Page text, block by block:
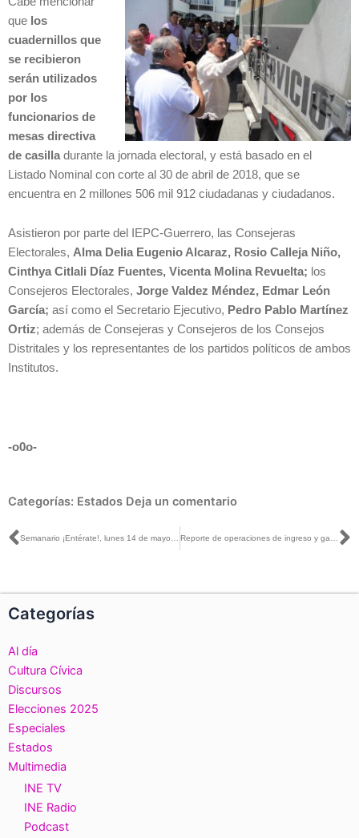
que los
cuadernillos que
se recibieron
serán utilizados
por los
funcionarios de
mesas directiva
de casilla durante la jornada electoral, y está basado en el
Listado Nominal con corte al 30 de abril de 2018, que se
encuentra en 2 millones 506 mil 912 ciudadanas y ciudadanos.
Asistieron por parte del IEPC-Guerrero, las Consejeras
Electorales, Alma Delia Eugenio Alcaraz, Rosio Calleja Niño,
Cinthya Citlali Díaz Fuentes, Vicenta Molina Revuelta; los
Consejeros Electorales, Jorge Valdez Méndez, Edmar León
García; así como el Secretario Ejecutivo, Pedro Pablo Martínez
Ortiz; además de Consejeras y Consejeros de los Consejos
Distritales y los representantes de los partidos políticos de ambos
Institutos.
-o0o-
Categorías: Estados Deja un comentario
Ant
Categorías
Al día
Cultura Cívica
Discursos
Elecciones 2025
Especiales
Estados
Multimedia
INE TV
INE Radio
Podcast